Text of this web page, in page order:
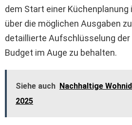
dem Start einer
über die möglichen Ausgaben
detaillierte Aufschlüsselung
Budget im Auge zu behalten.
Siehe auch Nachhaltige
2025